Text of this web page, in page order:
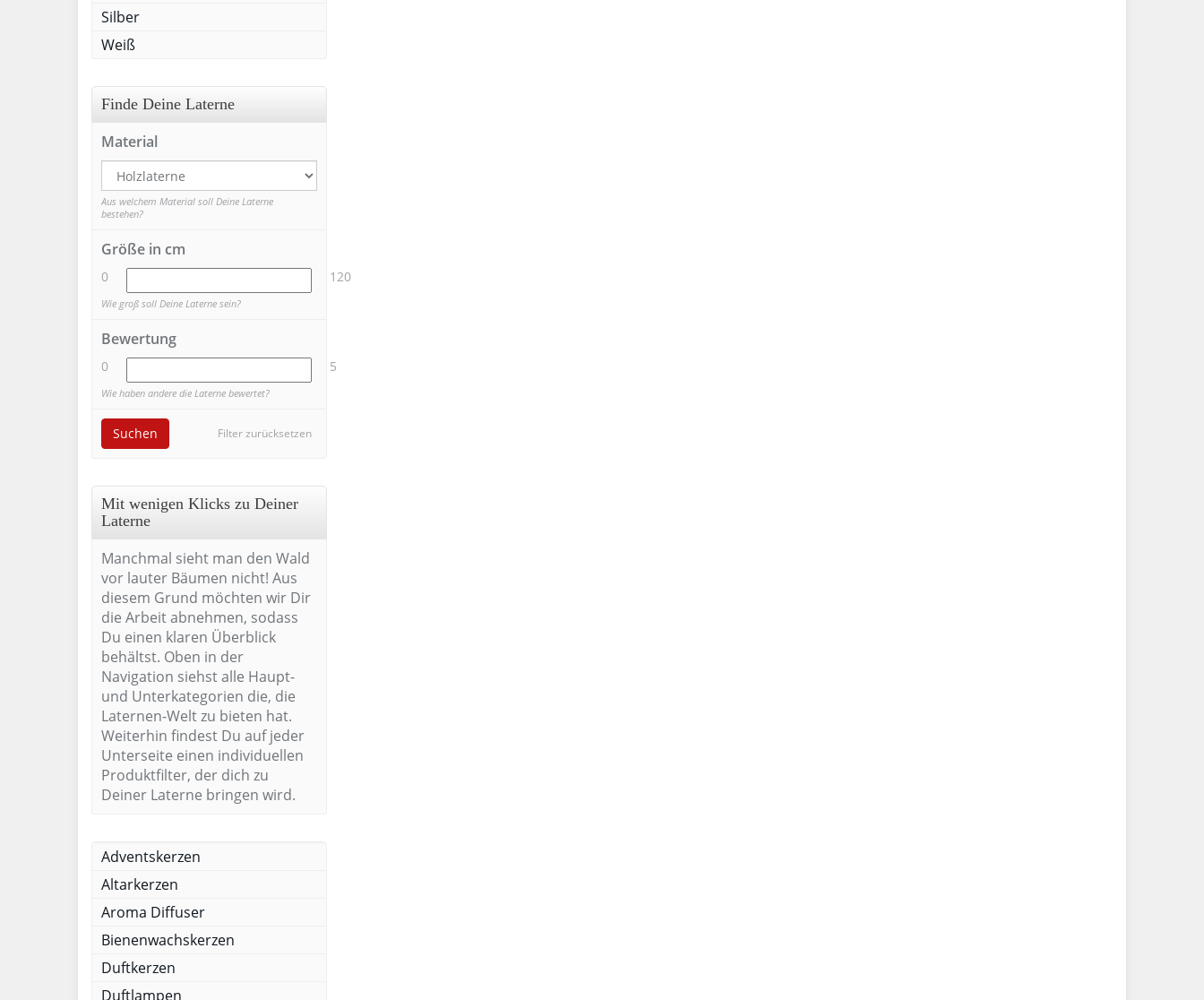
Silber
Weiß
Finde Deine Laterne
Material
Aus welchem Material soll Deine Laterne
bestehen?
Größe in cm
0 120
Wie groß soll Deine Laterne sein?
Bewertung
0 5
Wie haben andere die Laterne bewertet?
Filter zurücksetzen
Suchen
Mit wenigen Klicks zu Deiner
Laterne
Manchmal sieht man den Wald
vor lauter Bäumen nicht! Aus
diesem Grund möchten wir Dir
die Arbeit abnehmen, sodass
Du einen klaren Überblick
behältst. Oben in der
Navigation siehst alle Haupt-
und Unterkategorien die, die
Laternen-Welt zu bieten hat.
Weiterhin findest Du auf jeder
Unterseite einen individuellen
Produktfilter, der dich zu
Deiner Laterne bringen wird.
Adventskerzen
Altarkerzen
Aroma Diffuser
Bienenwachskerzen
Duftkerzen
Duftlampen